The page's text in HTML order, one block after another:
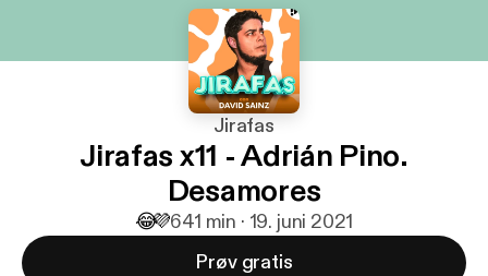
Jirafas
Jirafas x11 - Adrián Pino.
Desamores
😂💜641 min · 19. juni 2021
Prøv gratis